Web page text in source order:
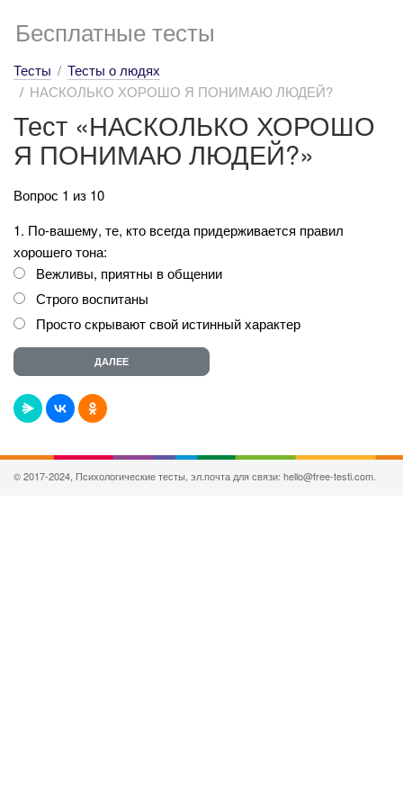
Бесплатные тесты
Тесты
Тесты о людях
НАСКОЛЬКО ХОРОШО Я ПОНИМАЮ ЛЮДЕЙ?
Тест «НАСКОЛЬКО ХОРОШО
Я ПОНИМАЮ ЛЮДЕЙ?»
Вопрос 1 из 10
1. По-вашему, те, кто всегда придерживается правил
хорошего тона:
Вежливы, приятны в общении
Строго воспитаны
Просто скрывают свой истинный характер
© 2017-2024, Психологические тесты, эл.почта для связи: hello@free-testi.com.